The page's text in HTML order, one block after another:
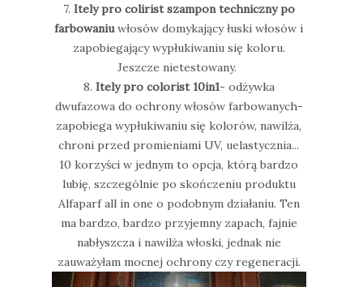
7. Itely pro colirist szampon techniczny po
farbowaniuwłosów domykający łuski włosów i
zapobiegający wypłukiwaniu się koloru.
Jeszcze nietestowany.
8. Itely pro colorist 10in1- odżywka
dwufazowa do ochrony włosów farbowanych-
zapobiega wypłukiwaniu się kolorów, nawilża,
chroni przed promieniami UV, uelastycznia...
10 korzyści w jednym to opcja, którą bardzo
lubię, szczególnie po skończeniu produktu
Alfaparf all in one o podobnym działaniu. Ten
ma bardzo, bardzo przyjemny zapach, fajnie
nabłyszcza i nawilża włoski, jednak nie
zauważyłam mocnej ochrony czy regeneracji.